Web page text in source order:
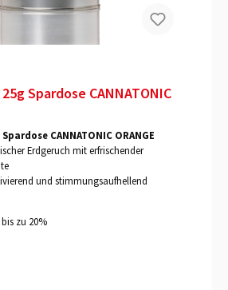
Spardose CANNATONIC
CANNATONIC ORANGE
Erdgeruch mit erfrischender
und stimmungsaufhellend
zu 20%